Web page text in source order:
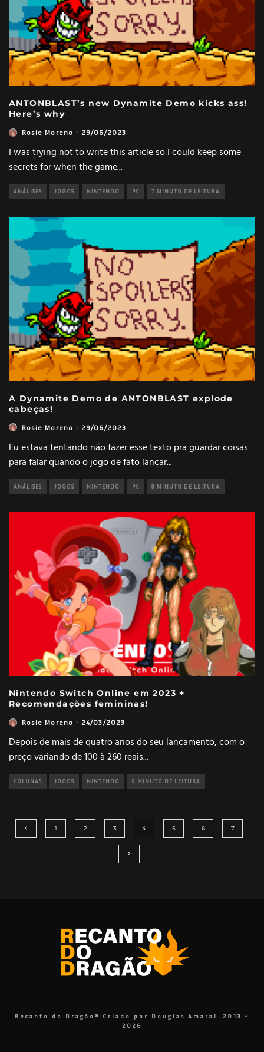
ANTONBLAST’s new Dynamite Demo kicks ass!
Here’s why
Rosie Moreno · 29/06/2023
I was trying not to write this article so I could keep some
secrets for when the game...
ANÁLISES JOGOS NINTENDO PC 7 MINUTO DE LEITURA
A Dynamite Demo de ANTONBLAST explode
cabeças!
Rosie Moreno · 29/06/2023
Eu estava tentando não fazer esse texto pra guardar coisas
para falar quando o jogo de fato lançar...
ANÁLISES JOGOS NINTENDO PC 8 MINUTO DE LEITURA
Nintendo Switch Online em 2023 +
Recomendações femininas!
Rosie Moreno · 24/03/2023
Depois de mais de quatro anos do seu lançamento, com o
preço variando de 100 à 260 reais...
COLUNAS JOGOS NINTENDO 8 MINUTO DE LEITURA
1 2 3 4 5 6 7
Recanto do Dragão® Criado por Douglas Amaral. 2013 -
2026